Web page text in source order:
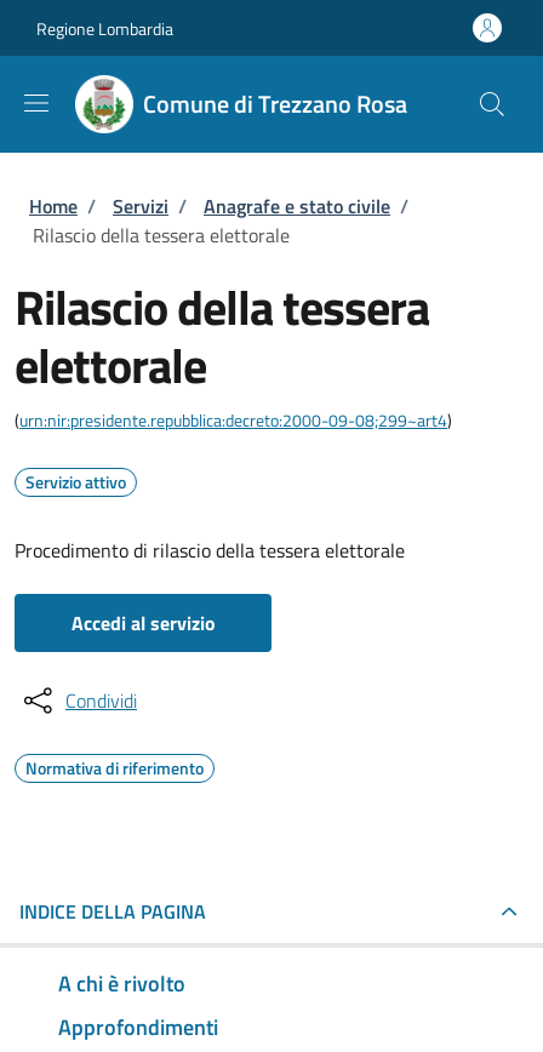
Regione Lombardia
Comune di Trezzano Rosa
Briciole di pane
Home / Servizi / Anagrafe e stato civile /
Rilascio della tessera elettorale
Rilascio della tessera
elettorale
(urn:nir:presidente.repubblica:decreto:2000-09-08;299~art4)
Servizio attivo
Procedimento di rilascio della tessera elettorale
Accedi al servizio
Condividi
Normativa di riferimento
INDICE DELLA PAGINA
A chi è rivolto
Approfondimenti